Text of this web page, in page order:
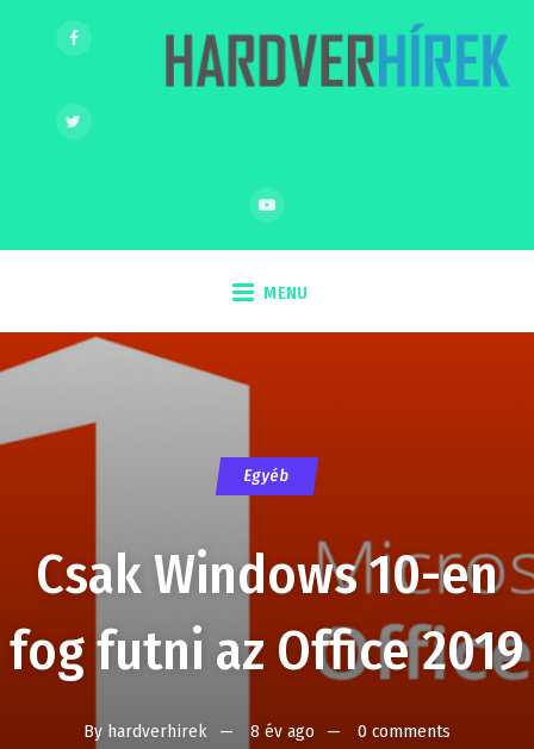
MENU
Egyéb
Csak Windows 10-en
fog futni az Office 2019
By hardverhirek 8 év ago 0 comments